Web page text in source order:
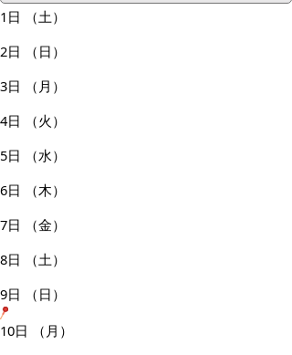
1日
（土）
2日
（日）
3日
（月）
4日
（火）
5日
（水）
6日
（木）
7日
（金）
8日
（土）
9日
（日）
10日
（月）